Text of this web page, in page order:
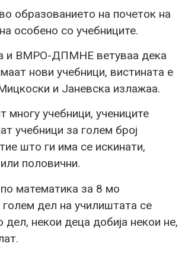
образованието на почеток на
особено со учебниците.
и ВМРО-ДПМНЕ ветуваа дека
нови учебници, вистината е
и Јаневска излажаа.
многу учебници, учениците
учебници за голем број
што ги има се искинати,
половични.
математика за 8 мо
дел на училиштата се
дел, некои деца добија некои не,